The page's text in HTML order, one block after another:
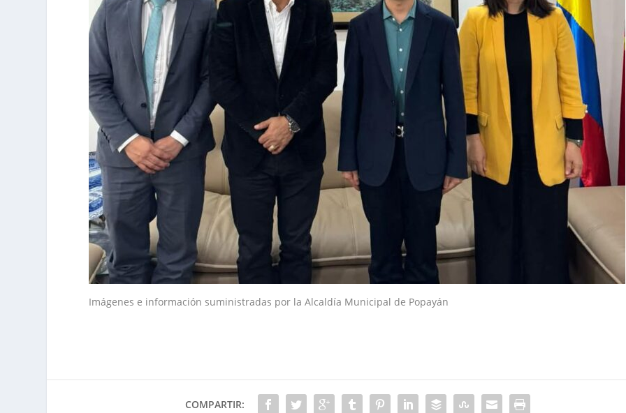
Imágenes e información suministradas por la Alcaldía Municipal de Popayán
COMPARTIR: